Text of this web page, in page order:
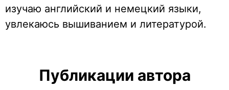
изучаю английский и немецкий языки,
увлекаюсь вышиванием и литературой.
Публикации автора